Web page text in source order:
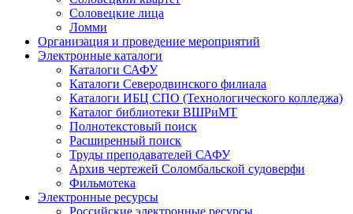
Соловецкие лица
Ломми
Организация и проведение мероприятий
Электронные каталоги
Каталоги САФУ
Каталоги Северодвинского филиала
Каталоги ИБЦ СПО (Технологического колледжа)
Каталог библиотеки ВШРиМТ
Полнотекстовый поиск
Расширенный поиск
Труды преподавателей САФУ
Архив чертежей Соломбальской судоверфи
Фильмотека
Электронные ресурсы
Российские электронные ресурсы